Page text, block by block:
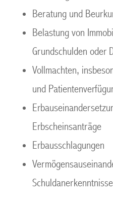
Beratung und
Belastung von
Grundschulden oder
Vollmachten,
und
Erbscheinsanträge
Erbausschlagungen